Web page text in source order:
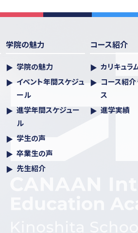
学院の魅力
学院の魅力
イベント年間スケジュ
ール
進学年間スケジュー
ル
学生の声
卒業生の声
先生紹介
コース紹介
カリキュラ
コース紹
ス
進学実績